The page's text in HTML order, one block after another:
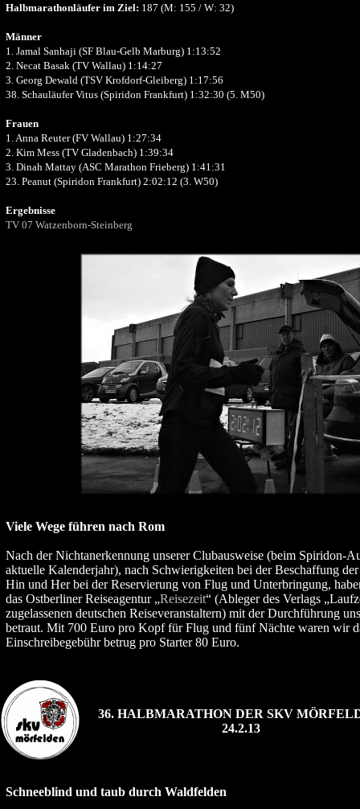
Halbmarathonläufer im Ziel: 187 (M: 155 / W: 32)
Männer
1. Jamal Sanhaji (SF Blau-Gelb Marburg) 1:13:52
2. Necat Basak (TV Wallau) 1:14:27
3. Georg Dewald (TSV Krofdorf-Gleiberg) 1:17:56
38. Schauläufer Vitus (Spiridon Frankfurt) 1:32:30 (5. M50)
Frauen
1. Anna Reuter (FV Wallau) 1:27:34
2. Kim Mess (TV Gladenbach) 1:39:34
3. Dinah Mattay (ASC Marathon Frieberg) 1:41:31
23. Peanut (Spiridon Frankfurt) 2:02:12 (3. W50)
Ergebnisse
TV 07 Watzenborn-Steinberg
Viele Wege führen nach Rom
Nach der Nichtanerkennung unserer Clubausweise (beim Spiridon-
aktuelle Kalenderjahr), nach Schwierigkeiten bei der Beschaffung
Hin und Her bei der Reservierung von Flug und Unterbringung,
das Ostberliner Reiseagentur „Reisezeit“ (Ableger des Verlags
zugelassenen deutschen Reiseveranstaltern) mit der Durchführung
betraut. Mit 700 Euro pro Kopf für Flug und fünf Nächte waren wir
Einschreibegebühr betrug pro Starter 80 Euro.
36. HALBMARATHON DER SKV
24.2.13
Schneeblind und taub durch Waldfelden